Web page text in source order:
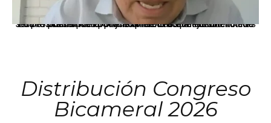
La presidenta Keiko Fujimori informó que la solicitud de indulto presentada por el expresidente Alejandro Toledo será evaluada por la Comisión de Gracias Presidenciales conforme al procedimiento establecido.
Distribución Congreso
Bicameral 2026